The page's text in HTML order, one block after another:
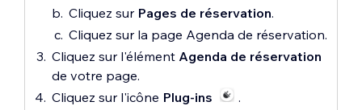
Cliquez sur Pages de réservation.
Cliquez sur la page Agenda de réservation.
Cliquez sur l'élément Agenda de réservation
de votre page.
Cliquez sur l'icône Plug-ins
.